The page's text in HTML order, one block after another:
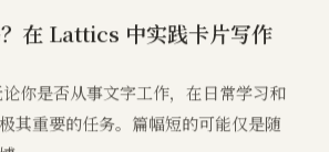
在 Lattics 中实践卡片写作
你是否从事文字工作，在日常学习和
其重要的任务。篇幅短的可能仅是随